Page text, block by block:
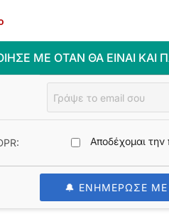
ΜΕ ΌΤΑΝ ΘΑ ΕΊΝΑΙ ΚΑΙ
Αποδέχομαι την
🔔 ΕΝΗΜΕΡΩΣΕ ΜΕ